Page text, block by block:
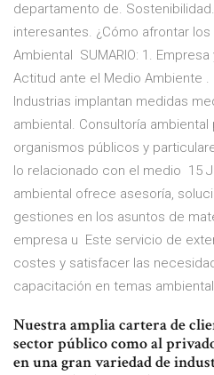
departamento de.
interesantes. ¿Cómo afrontar
Ambiental SUMARIO: 1.
Actitud ante el Medio Ambiente .
Industrias implantan medidas
ambiental. Consultoría
organismos públicos y
lo relacionado con el medio 15
ambiental ofrece asesoría,
gestiones en los asuntos de
empresa u Este servicio de
costes y satisfacer las
capacitación en temas
Nuestra amplia cartera de
sector público como al
en una gran variedad de